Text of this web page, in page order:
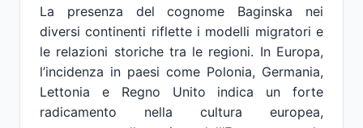
La presenza del cognome Baginska nei
diversi continenti riflette i modelli migratori e
le relazioni storiche tra le regioni. In Europa,
l’incidenza in paesi come Polonia, Germania,
Lettonia e Regno Unito indica un forte
radicamento nella cultura europea,